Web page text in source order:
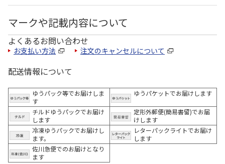
マークや記載内容について
よくあるお問い合わせ
お支払い方法 注文のキャンセルについて
配送情報について
ゆうパック等でお届けしま
す
ゆうパケットでお届けします
チルドゆうパックでお届け
します
定形外郵便(簡易書留)でお届
けします
冷凍ゆうパックでお届けし
ます。
レターパックライトでお届け
します
佐川急便でのお届けとなり
ます